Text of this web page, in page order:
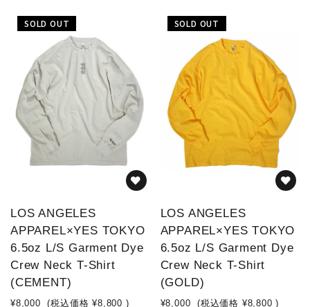
SOLD OUT
LOS ANGELES
APPAREL×YES TOKYO
6.5oz L/S Garment Dye
Crew Neck T-Shirt
(CEMENT)
¥8,000 (税込価格 ¥8,800 )
SOLD OUT
LOS ANGELES
APPAREL×YES TOKYO
6.5oz L/S Garment Dye
Crew Neck T-Shirt
(GOLD)
¥8,000 (税込価格 ¥8,800 )